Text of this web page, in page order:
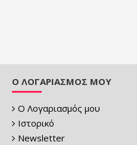
Ο ΛΟΓΑΡΙΑΣΜΌΣ ΜΟΥ
Ο Λογαριασμός μου
Ιστορικό
Newsletter